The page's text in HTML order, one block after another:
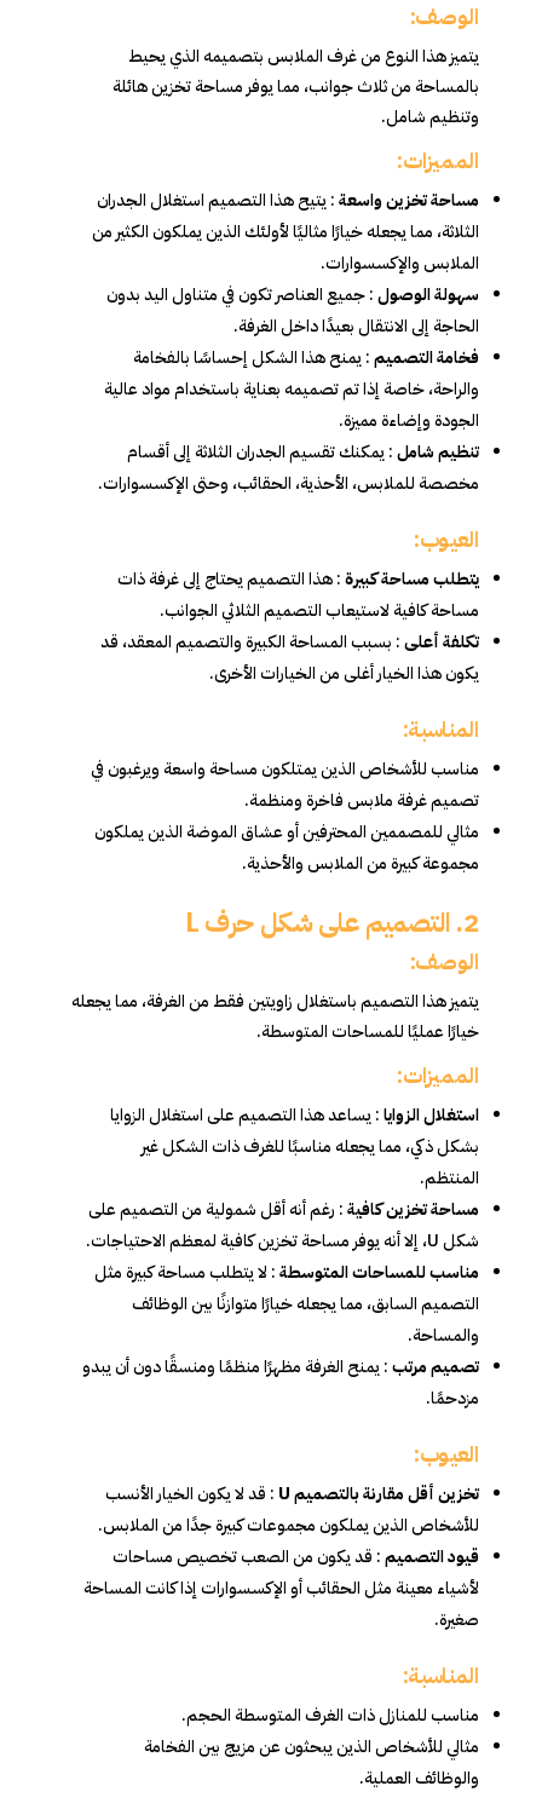
الوصف:
يتميز هذا النوع من غرف الملابس بتصميمه الذي يحيط
بالمساحة من ثلاث جوانب، مما يوفر مساحة تخزين هائلة
وتنظيم شامل.
المميزات:
مساحة تخزين واسعة: يتيح هذا التصميم استغلال الجدران
الثلاثة، مما يجعله خيارًا مثاليًا لأولئك الذين يملكون الكثير من
الملابس والإكسسوارات.
سهولة الوصول: جميع العناصر تكون في متناول اليد بدون
الحاجة إلى الانتقال بعيدًا داخل الغرفة.
فخامة التصميم: يمنح هذا الشكل إحساسًا بالفخامة
والراحة، خاصة إذا تم تصميمه بعناية باستخدام مواد عالية
الجودة وإضاءة مميزة.
تنظيم شامل: يمكنك تقسيم الجدران الثلاثة إلى أقسام
مخصصة للملابس، الأحذية، الحقائب، وحتى الإكسسوارات.
العيوب:
يتطلب مساحة كبيرة: هذا التصميم يحتاج إلى غرفة ذات
مساحة كافية لاستيعاب التصميم الثلاثي الجوانب.
تكلفة أعلى: بسبب المساحة الكبيرة والتصميم المعقد، قد
يكون هذا الخيار أغلى من الخيارات الأخرى.
المناسبة:
مناسب للأشخاص الذين يمتلكون مساحة واسعة ويرغبون في
تصميم غرفة ملابس فاخرة ومنظمة.
مثالي للمصممين المحترفين أو عشاق الموضة الذين يملكون
مجموعة كبيرة من الملابس والأحذية.
2. التصميم على شكل حرف L
الوصف:
يتميز هذا التصميم باستغلال زاويتين فقط من الغرفة، مما يجعله
خيارًا عمليًا للمساحات المتوسطة.
المميزات:
استغلال الزوايا: يساعد هذا التصميم على استغلال الزوايا
بشكل ذكي، مما يجعله مناسبًا للغرف ذات الشكل غير
المنتظم.
مساحة تخزين كافية: رغم أنه أقل شمولية من التصميم على
شكل U، إلا أنه يوفر مساحة تخزين كافية لمعظم الاحتياجات.
مناسب للمساحات المتوسطة: لا يتطلب مساحة كبيرة مثل
التصميم السابق، مما يجعله خيارًا متوازنًا بين الوظائف
والمساحة.
تصميم مرتب: يمنح الغرفة مظهرًا منظمًا ومنسقًا دون أن يبدو
مزدحمًا.
العيوب:
تخزين أقل مقارنة بالتصميم U
: قد لا يكون الخيار الأنسب
للأشخاص الذين يملكون مجموعات كبيرة جدًا من الملابس.
قيود التصميم: قد يكون من الصعب تخصيص مساحات
لأشياء معينة مثل الحقائب أو الإكسسوارات إذا كانت المساحة
صغيرة.
المناسبة:
مناسب للمنازل ذات الغرف المتوسطة الحجم.
مثالي للأشخاص الذين يبحثون عن مزيج بين الفخامة
والوظائف العملية.